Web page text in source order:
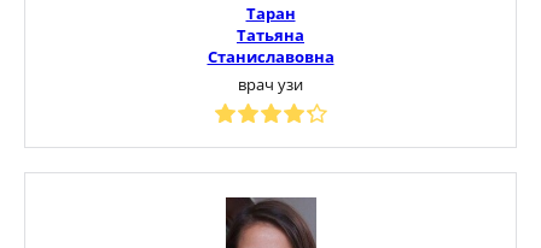
Таран
Татьяна
Станиславовна
врач узи